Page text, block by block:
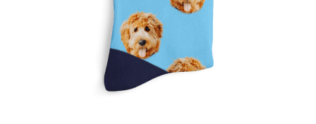
página
de
producto